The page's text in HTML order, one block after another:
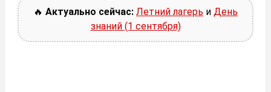
🔥 Актуально сейчас: Летний лагерь и День
знаний (1 сентября)